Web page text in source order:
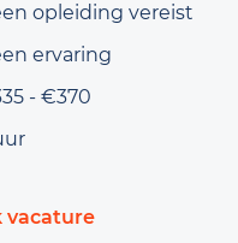
opleiding vereist
ervaring
- €370
vacature